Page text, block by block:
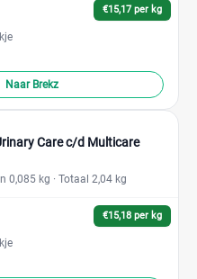
€15,17 per kg
Naar Brekz
Care c/d Multicare
0,085 kg · Totaal 2,04 kg
€15,18 per kg